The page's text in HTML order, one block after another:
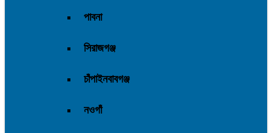
পাবনা
সিরাজগঞ্জ
চাঁপাইনবাবগঞ্জ
নওগাঁ